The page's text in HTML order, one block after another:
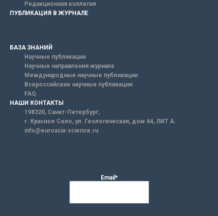
Редакционная коллегия
ПУБЛИКАЦИЯ В ЖУРНАЛЕ
БАЗА ЗНАНИЙ
Научные публикации
Научные направления журнала
Международные научные публикации
Всероссийские научные публикации
FAQ
НАШИ КОНТАКТЫ
198320, Санкт-Петербург,
г. Красное Село, ул. Геологическая, дом 44, ЛИТ А.
info@euroasia-science.ru
Email*